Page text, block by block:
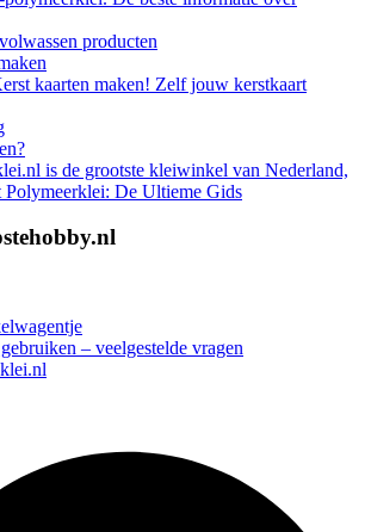
producten
kaarten maken! Zelf jouw kerstkaart
is de grootste kleiwinkel van Nederland,
Polymeerklei: De Ultieme Gids
– veelgestelde vragen